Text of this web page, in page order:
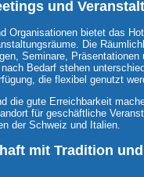
und
Organisationen bietet das
Die
Seminare, Präsentationen
Bedarf stehen
die flexibel genutzt
die gute Erreichbarkeit
für geschäftliche
der Schweiz und Italien.
mit Tradition